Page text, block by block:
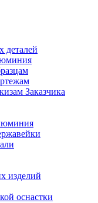
деталей
Заказчика
изделий
оснастки